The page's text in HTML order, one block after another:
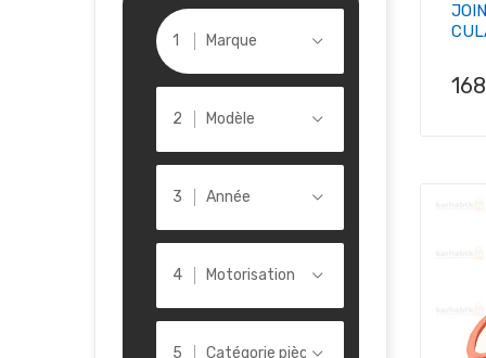
Marque
Modèle
Année
Motorisation
Catégorie pièce